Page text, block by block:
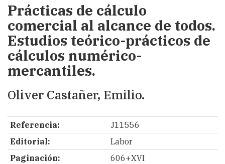
Prácticas de cálculo
comercial al alcance de todos.
Estudios teórico-prácticos de
cálculos numérico-
mercantiles.
Oliver Castañer, Emilio.
Referencia:
J11556
Editorial:
Labor
Paginación:
606+XVI